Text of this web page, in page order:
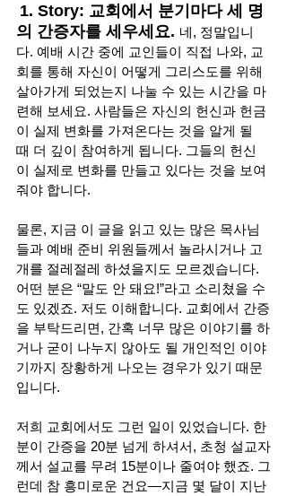
1. Story: 교회에서 분기마다 세 명
의 간증자를 세우세요. 네, 정말입니
다. 예배 시간 중에 교인들이 직접 나와, 교
회를 통해 자신이 어떻게 그리스도를 위해
살아가게 되었는지 나눌 수 있는 시간을 마
련해 보세요. 사람들은 자신의 헌신과 헌금
이 실제 변화를 가져온다는 것을 알게 될
때 더 깊이 참여하게 됩니다. 그들의 헌신
이 실제로 변화를 만들고 있다는 것을 보여
줘야 합니다.
물론, 지금 이 글을 읽고 있는 많은 목사님
들과 예배 준비 위원들께서 놀라시거나 고
개를 절레절레 하셨을지도 모르겠습니다.
어떤 분은 “말도 안 돼요!”라고 소리쳤을 수
도 있겠죠. 저도 이해합니다. 교회에서 간증
을 부탁드리면, 간혹 너무 많은 이야기를 하
거나 굳이 나누지 않아도 될 개인적인 이야
기까지 장황하게 나오는 경우가 있기 때문
입니다.
저희 교회에서도 그런 일이 있었습니다. 한
분이 간증을 20분 넘게 하셔서, 초청 설교자
께서 설교를 무려 15분이나 줄여야 했죠. 그
런데 참 흥미로운 건요—지금 몇 달이 지난